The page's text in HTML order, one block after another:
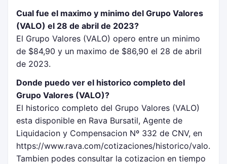
Cual fue el maximo y minimo del Grupo Valores
(VALO) el 28 de abril de 2023?
El Grupo Valores (VALO) opero entre un minimo
de $84,90 y un maximo de $86,90 el 28 de abril
de 2023.
Donde puedo ver el historico completo del
Grupo Valores (VALO)?
El historico completo del Grupo Valores (VALO)
esta disponible en Rava Bursatil, Agente de
Liquidacion y Compensacion Nº 332 de CNV, en
https://www.rava.com/cotizaciones/historico/valo.
Tambien podes consultar la cotizacion en tiempo